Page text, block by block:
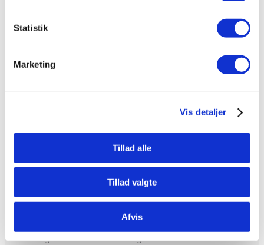
Statistik
Marketing
Vis detaljer
Tillad alle
Tillad valgte
Afvis
Derudover giver varmepumper mulighed for:
Smart styring, der flytter forbrug til billige
Det gør varmepumper til en stabil og langsigtet
komplet-guide-til-valg-funktion-og-besparelse/
Kan man få tilskud?
I mange tilfælde kan der søges tilskud ved